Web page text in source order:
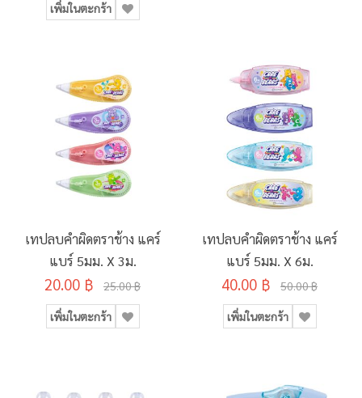
เพิ่มในตะกร้า
เทปลบคำผิดตราช้าง แคร์
แบร์ 5มม. X 3ม.
20.00 ฿ 25.00 ฿
เพิ่มในตะกร้า
เทปลบคำผิดตราช้าง แคร์
แบร์ 5มม. X 6ม.
40.00 ฿ 50.00 ฿
เพิ่มในตะกร้า